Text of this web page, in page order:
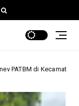
Intan Dinas Sosial